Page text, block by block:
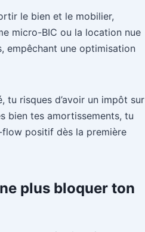
le bien et le mobilier,
micro-BIC ou la location nue
empêchant une optimisation
risques d’avoir un impôt sur
bien tes amortissements, tu
flow positif dès la première
plus bloquer ton